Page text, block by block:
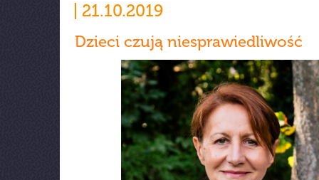
21.10.2019
Dzieci czują niesprawiedliwość